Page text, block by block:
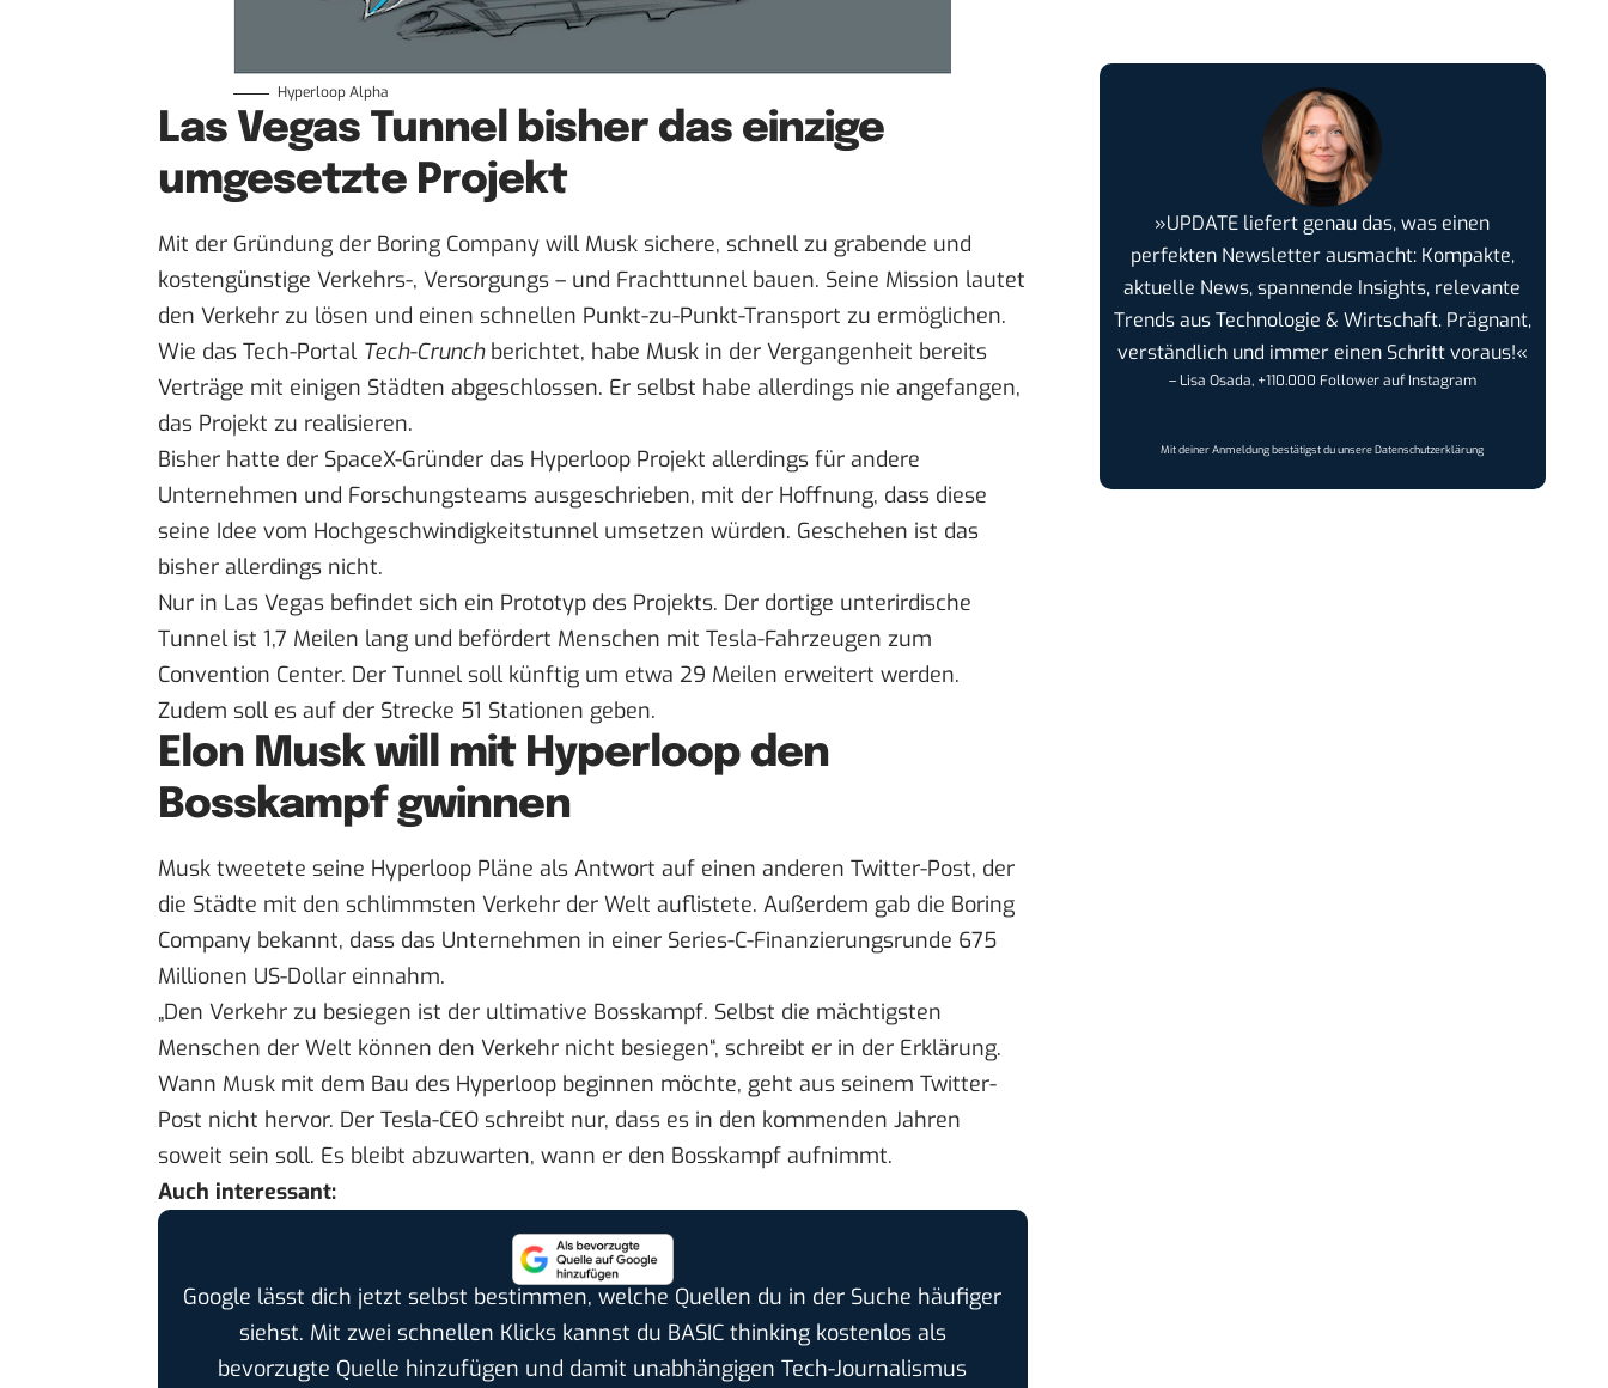
Hyperloop Alpha
Las Vegas Tunnel bisher das einzige
umgesetzte Projekt
Mit der Gründung der Boring Company will Musk sichere, schnell zu grabende und
kostengünstige Verkehrs-, Versorgungs – und Frachttunnel bauen. Seine Mission lautet
den Verkehr zu lösen und einen schnellen Punkt-zu-Punkt-Transport zu ermöglichen.
Wie das Tech-Portal Tech-Crunchberichtet, habe Musk in der Vergangenheit bereits
Verträge mit einigen Städten abgeschlossen. Er selbst habe allerdings nie angefangen,
das Projekt zu realisieren.
Bisher hatte der SpaceX-Gründer das Hyperloop Projekt allerdings für andere
Unternehmen und Forschungsteams ausgeschrieben, mit der Hoffnung, dass diese
seine Idee vom Hochgeschwindigkeitstunnel umsetzen würden. Geschehen ist das
bisher allerdings nicht.
Nur in Las Vegas befindet sich ein Prototyp des Projekts. Der dortige unterirdische
Tunnel ist 1,7 Meilen lang und befördert Menschen mit Tesla-Fahrzeugen zum
Convention Center. Der Tunnel soll künftig um etwa 29 Meilen erweitert werden.
Zudem soll es auf der Strecke 51 Stationen geben.
Elon Musk will mit Hyperloop den
Bosskampf gwinnen
Musk tweetete seine Hyperloop Pläne als Antwort auf einen anderen Twitter-Post, der
die Städte mit den schlimmsten Verkehr der Welt auflistete. Außerdem gab die Boring
Company bekannt, dass das Unternehmen in einer Series-C-Finanzierungsrunde 675
Millionen US-Dollar einnahm.
„Den Verkehr zu besiegen ist der ultimative Bosskampf. Selbst die mächtigsten
Menschen der Welt können den Verkehr nicht besiegen“, schreibt er in der Erklärung.
Wann Musk mit dem Bau des Hyperloop beginnen möchte, geht aus seinem Twitter-
Post nicht hervor. Der Tesla-CEO schreibt nur, dass es in den kommenden Jahren
soweit sein soll. Es bleibt abzuwarten, wann er den Bosskampf aufnimmt.
Auch interessant:
Google lässt dich jetzt selbst bestimmen, welche Quellen du in der Suche häufiger
siehst. Mit zwei schnellen Klicks kannst du BASIC thinking kostenlos als
bevorzugte Quelle hinzufügen und damit unabhängigen Tech-Journalismus
»UPDATE liefert genau das, was einen
perfekten Newsletter ausmacht: Kompakte,
aktuelle News, spannende Insights, relevante
Trends aus Technologie & Wirtschaft. Prägnant,
verständlich und immer einen Schritt voraus!«
– Lisa Osada, +110.000 Follower auf Instagram
Mit deiner Anmeldung bestätigst du unsereDatenschutzerklärung